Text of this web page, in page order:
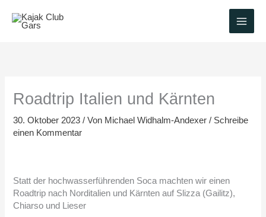
Inhalt
springen
Roadtrip Italien und Kärnten
30. Oktober 2023/ Von Michael Widhalm-Andexer/ Schreibe
einen Kommentar
Statt der hochwasserführenden Soca machten wir einen
Roadtrip nach Norditalien und Kärnten auf Slizza (Gailitz),
Chiarso und Lieser